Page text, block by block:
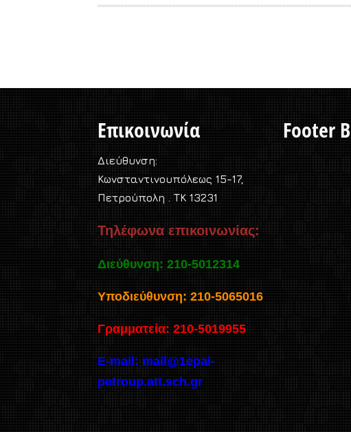
Επικοινωνία
Διεύθυνση:
Κωνσταντινουπόλεως 15-17,
Πετρούπολη . TK 13231
Τηλέφωνα επικοινωνίας:
Διεύθυνση: 210-5012314
Υποδιεύθυνση: 210-5065016
Γραμματεία: 210-5019955
E-mail: mail@1epal-
petroup.att.sch.gr
Footer